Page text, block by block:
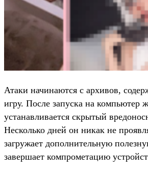
Атаки начинаются с архивов,
игру. После запуска на компьютер
устанавливается скрытый
Несколько дней он никак не
загружает дополнительную
завершает компрометацию